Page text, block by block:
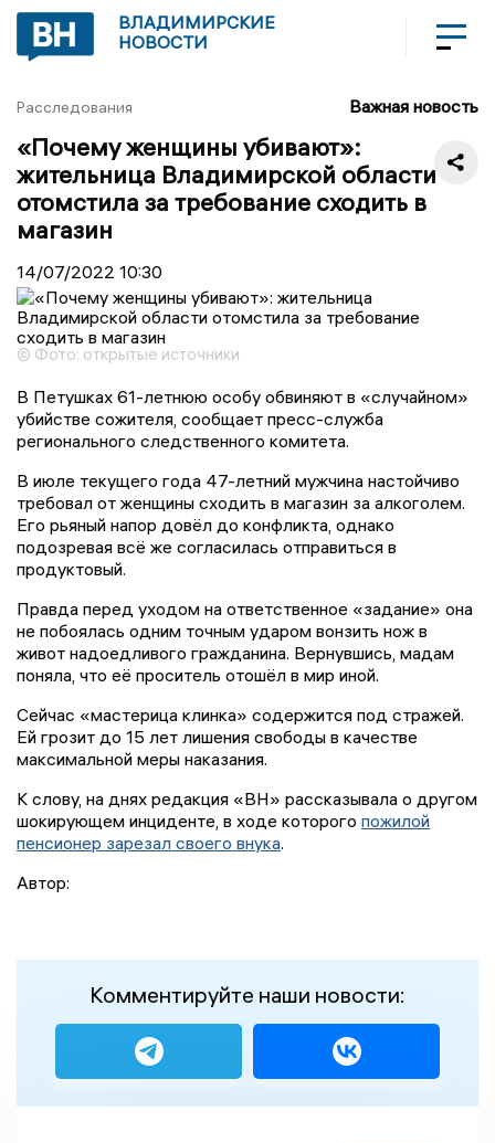
ВЛАДИМИРСКИЕ
НОВОСТИ
Расследования Важная новость
«Почему женщины убивают»:
жительница Владимирской области
отомстила за требование сходить в
магазин
14/07/2022 10:30
© Фото: открытые источники
В Петушках 61-летнюю особу обвиняют в «случайном»
убийстве сожителя, сообщает пресс-служба
регионального следственного комитета.
В июле текущего года 47-летний мужчина настойчиво
требовал от женщины сходить в магазин за алкоголем.
Его рьяный напор довёл до конфликта, однако
подозревая всё же согласилась отправиться в
продуктовый.
Правда перед уходом на ответственное «задание» она
не побоялась одним точным ударом вонзить нож в
живот надоедливого гражданина. Вернувшись, мадам
поняла, что её проситель отошёл в мир иной.
Сейчас «мастерица клинка» содержится под стражей.
Ей грозит до 15 лет лишения свободы в качестве
максимальной меры наказания.
К слову, на днях редакция «ВН» рассказывала о другом
шокирующем инциденте, в ходе которого пожилой
пенсионер зарезал своего внука.
Автор:
Комментируйте наши новости: